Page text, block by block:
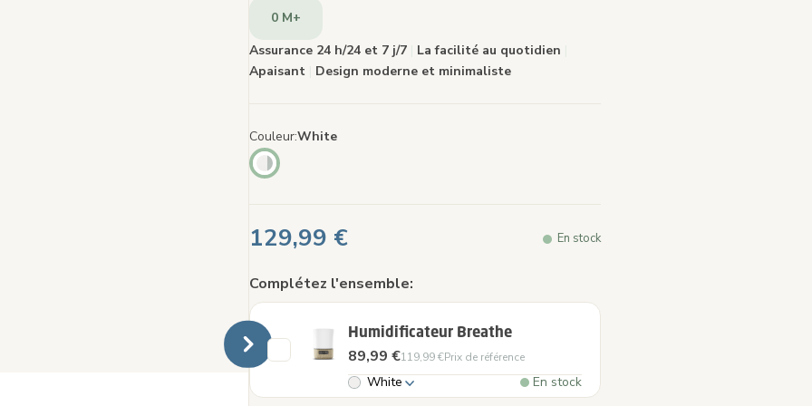
page.
0 M+
Assurance 24 h/24 et 7 j/7
La facilité au quotidien
Apaisant
Design moderne et minimaliste
CouleurWhite
129,99 € En stock
Complétez l'ensemble:
Humidificateur Breathe
89,99 €119,99 €Prix de référence
White En stock